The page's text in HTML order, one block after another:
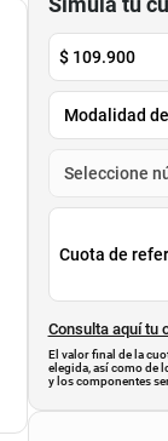
$ 109.900
Cuota de
Consulta aquí tu
El valor final de la
elegida, así como de
y los componentes